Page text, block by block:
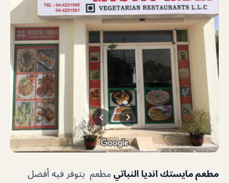
مطعم مايستك انديا النباتي مطعم يتوفر فيه أفضل